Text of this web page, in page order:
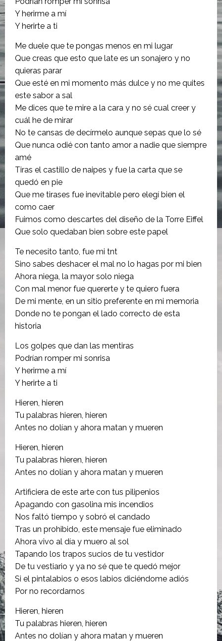
Y herirme a mí
Y herirte a ti
Me duele que te pongas menos en mi lugar
Que creas que esto que late es un sonajero y no
quieras parar
Que esté en mi momento más dulce y no me quites
este sabor a sal
Me dices que te mire a la cara y no sé cual creer y
cuál he de mirar
No te cansas de decírmelo aunque sepas que lo sé
Que nunca odié con tanto amor a nadie que siempre
amé
Tiras el castillo de naipes y fue la carta que se
quedó en pie
Que me tirases fue inevitable pero elegí bien el
como caer
Fuimos como descartes del diseño de la Torre Eiffel
Que solo quedaban bien sobre este papel
Te necesito tanto, fue mi tnt
Sino sabes deshacer el mal no lo hagas por mi bien
Ahora niega, la mayor solo niega
Con mal menor fue quererte y te quiero fuera
De mi mente, en un sitio preferente en mi memoria
Donde no te pongan el lado correcto de esta
historia
Los golpes que dan las mentiras
Podrían romper mi sonrisa
Y herirme a mí
Y herirte a ti
Hieren, hieren
Tu palabras hieren, hieren
Antes no dolían y ahora matan y mueren
Hieren, hieren
Tu palabras hieren, hieren
Antes no dolían y ahora matan y mueren
Artificiera de este arte con tus pilipenios
Apagando con gasolina mis incendios
Nos faltó tiempo y sobró el candado
Tras un prohibido, este mensaje fue eliminado
Ahora vivo al día y muero al sol
Tapando los trapos sucios de tu vestidor
De tu vestiario y ya no sé que te quedó mejor
Si el pintalabios o esos labios diciéndome adiós
Por no recordarnos
Hieren, hieren
Tu palabras hieren, hieren
Antes no dolían y ahora matan y mueren